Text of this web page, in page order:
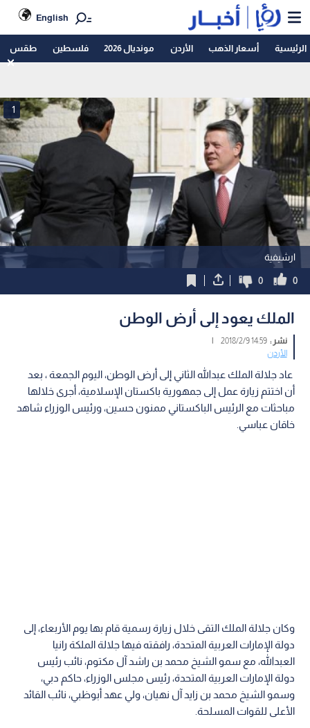
English
الرئيسية أسعار الذهب الأردن مونديال 2026 فلسطين طقس
ارشيفية
1
0
0
الملك يعود إلى أرض الوطن
نشر :14:59 2018/2/9
|
الأردن
عاد جلالة الملك عبدالله الثاني إلى أرض الوطن، اليوم الجمعة ، بعد
أن اختتم زيارة عمل إلى جمهورية باكستان الإسلامية، أجرى خلالها
مباحثات مع الرئيس الباكستاني ممنون حسين، ورئيس الوزراء شاهد
خاقان عباسي.
وكان جلالة الملك التقى خلال زيارة رسمية قام بها يوم الأربعاء، إلى
دولة الإمارات العربية المتحدة، رافقته فيها جلالة الملكة رانيا
العبدالله، مع سمو الشيخ محمد بن راشد آل مكتوم، نائب رئيس
دولة الإمارات العربية المتحدة، رئيس مجلس الوزراء، حاكم دبي،
وسمو الشيخ محمد بن زايد آل نهيان، ولي عهد أبوظبي، نائب القائد
الأعلى للقوات المسلحة.